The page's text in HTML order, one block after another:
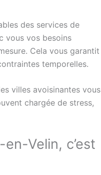
des services de
vous vos besoins
Cela vous garantit
temporelles.
villes avoisinantes vous
chargée de stress,
Velin, c’est